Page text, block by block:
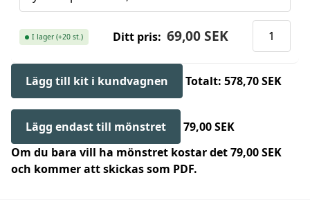
Ditt pris: 69,00 SEK
I lager (+20 st.)
Lägg till kit i kundvagnen Totalt: 578,70 SEK
Lägg endast till mönstret
79,00 SEK
Om du bara vill ha mönstret kostar det 79,00 SEK
och kommer att skickas som PDF.